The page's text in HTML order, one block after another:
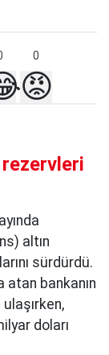
0
😡
altın
sürdürdü.
atan bankanın
doları